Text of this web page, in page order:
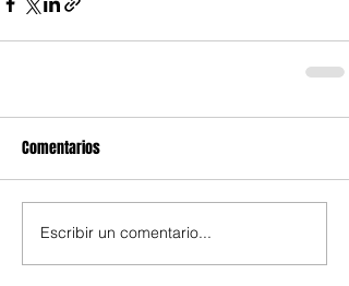
Comentarios
Escribir un comentario...